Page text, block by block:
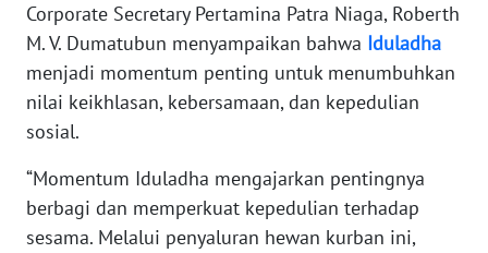
Corporate Secretary Pertamina Patra Niaga, Roberth
M. V. Dumatubun menyampaikan bahwa Iduladha
menjadi momentum penting untuk menumbuhkan
nilai keikhlasan, kebersamaan, dan kepedulian
sosial.
“Momentum Iduladha mengajarkan pentingnya
berbagi dan memperkuat kepedulian terhadap
sesama. Melalui penyaluran hewan kurban ini,
WN
KEPRI
WN
PAPUA
WN
PAPUA